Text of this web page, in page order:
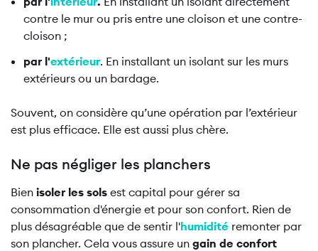
contre le mur ou pris entre une cloison et une contre-
cloison ;
par l'extérieur. En installant un isolant sur les murs
extérieurs ou un bardage.
Souvent, on considère qu’une opération par l’extérieur
est plus efficace. Elle est aussi plus chère.
Ne pas négliger les planchers
Bien isoler les sols est capital pour gérer sa
consommation d'énergie et pour son confort. Rien de
plus désagréable que de sentir l'humidité remonter par
son plancher. Cela vous assure un gain de confort